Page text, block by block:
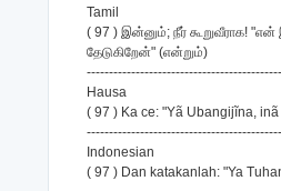
Tamil
( 97 ) இன்னும்; நீர் கூறுவீராக!
தேடுகிறேன்" (என்றும்)
Hausa
( 97 ) Ka ce: "Yã Ubangijĩna,
Indonesian
( 97 ) Dan katakanlah: "Ya